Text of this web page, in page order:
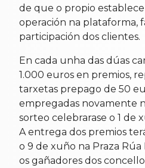
de que o propio
operación na plataforma,
participación dos clientes.
En cada unha das dúas
1.000 euros en premios,
tarxetas prepago de 50
empregadas novamente
sorteo celebrarase o 1 de
A entrega dos premios
o 9 de xuño na Praza
os gañadores dos